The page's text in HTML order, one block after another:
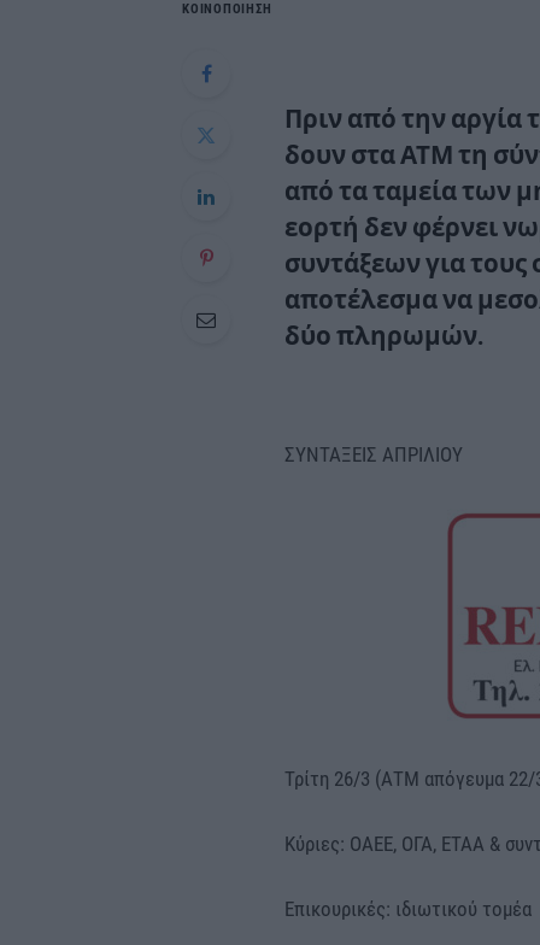
ΚΟΙΝΟΠΟΙΗΣΗ
Πριν από την αργία
δουν στα ΑΤΜ τη
από τα ταμεία των
εορτή δεν φέρνει
συντάξεων για τους
αποτέλεσμα να
δύο πληρωμών.
ΣΥΝΤΑΞΕΙΣ ΑΠΡΙΛΙΟΥ
Τρίτη 26/3 (ΑΤΜ απόγευμα 22/
Κύριες: ΟΑΕΕ, ΟΓΑ, ΕΤΑΑ &
Επικουρικές: ιδιωτικού τομέα